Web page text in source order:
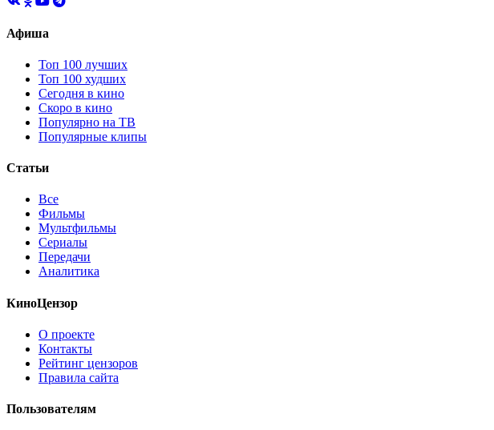
Афиша
Топ 100 лучших
Топ 100 худших
Сегодня в кино
Скоро в кино
Популярно на ТВ
Популярные клипы
Статьи
Все
Фильмы
Мультфильмы
Сериалы
Передачи
Аналитика
КиноЦензор
О проекте
Контакты
Рейтинг цензоров
Правила сайта
Пользователям